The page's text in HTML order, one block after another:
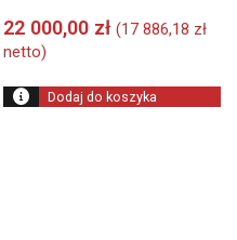
22 000,00 zł (17 886,18 zł
netto)
Dodaj do koszyka